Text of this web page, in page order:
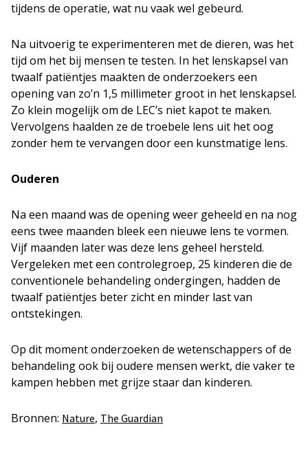
tijdens de operatie, wat nu vaak wel gebeurd.
Na uitvoerig te experimenteren met de dieren, was het
tijd om het bij mensen te testen. In het lenskapsel van
twaalf patiëntjes maakten de onderzoekers een
opening van zo’n 1,5 millimeter groot in het lenskapsel.
Zo klein mogelijk om de LEC’s niet kapot te maken.
Vervolgens haalden ze de troebele lens uit het oog
zonder hem te vervangen door een kunstmatige lens.
Ouderen
Na een maand was de opening weer geheeld en na nog
eens twee maanden bleek een nieuwe lens te vormen.
Vijf maanden later was deze lens geheel hersteld.
Vergeleken met een controlegroep, 25 kinderen die de
conventionele behandeling ondergingen, hadden de
twaalf patiëntjes beter zicht en minder last van
ontstekingen.
Op dit moment onderzoeken de wetenschappers of de
behandeling ook bij oudere mensen werkt, die vaker te
kampen hebben met grijze staar dan kinderen.
Bronnen: Nature, The Guardian